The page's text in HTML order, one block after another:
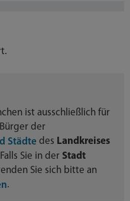
ist ausschließlich für
der
Städte des Landkreises
Sie in der Stadt
Sie sich bitte an
.